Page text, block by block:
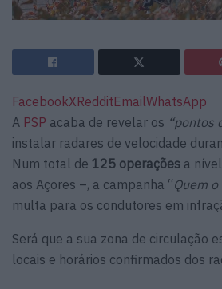
FacebookXRedditEmailWhatsApp
A PSP acaba de revelar os “pontos
instalar radares de velocidade
Num total de 125 operações a
aos Açores –, a campanha “Quem
multa para os condutores em
Será que a sua zona de circulação
locais e horários confirmados dos